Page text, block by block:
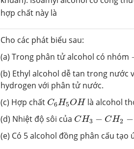
hợp chất này là
Cho các phát biểu sau:
(a) Trong phân tử alcohol có nhóm
(b) Ethyl alcohol dễ tan trong nước
hydrogen với phân tử nước.
(c) Hợp chất C6H5OH
C6 H5OH là alcohol
(d) Nhiệt độ sôi của CH3 − CH2 −
CH3 H2−
(e) Có 5 alcohol đồng phân cấu